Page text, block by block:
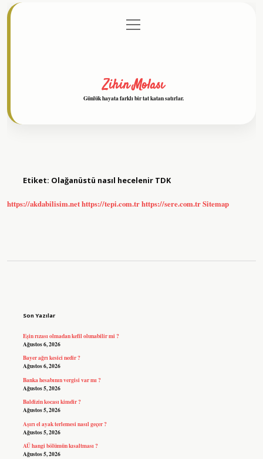
Gizlilik Politikası
menüyü
aç
Zihin Molası
Günlük hayata farklı bir tat katan satırlar.
Etiket: Olağanüstü nasıl hecelenir TDK
https://akdabilisim.nethttps://tepi.com.trhttps://sere.com.trSitemap
Son Yazılar
Eşin rızası olmadan kefil olunabilir mi ?
Ağustos 6, 2026
Bayer ağrı kesici nedir ?
Ağustos 6, 2026
Banka hesabının vergisi var mı ?
Ağustos 5, 2026
Baldizin kocası kimdir ?
Ağustos 5, 2026
Aşırı el ayak terlemesi nasıl geçer ?
Ağustos 5, 2026
AÜ hangi bölümün kısaltması ?
Ağustos 5, 2026